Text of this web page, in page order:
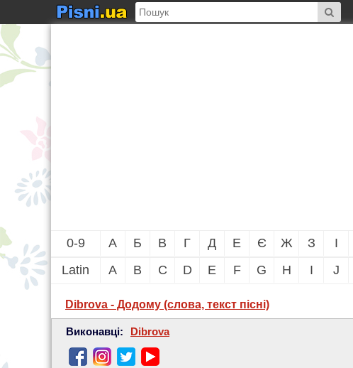
0-9 А Б В Г Д Е Є Ж З І
Latin
A B C D E F G H I J
Dibrova - Додому (слова, текст пісні)
Виконавці: Dibrova